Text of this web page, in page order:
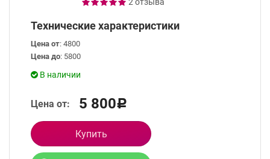
Технические характеристики
Цена от: 4800
Цена до: 5800
В наличии
Цена от: 5 800Р
Купить